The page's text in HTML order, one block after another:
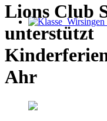
Lions Club
unterstützt
Ahr